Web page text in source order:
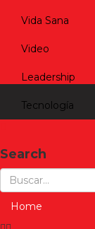
Vida Sana
Video
Leadership
Tecnología
Search
Home